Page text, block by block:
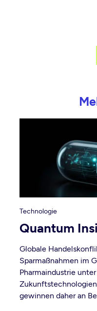
Technologie
Quantum
Globale
Sparmaßnahmen im
Pharmaindustrie
gewinnen daher an